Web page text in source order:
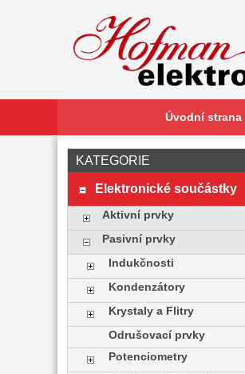
Úvodní strana
KATEGORIE
Elektronické součástky
Aktivní prvky
Pasivní prvky
Indukčnosti
Kondenzátory
Krystaly a Flitry
Odrušovací prvky
Potenciometry